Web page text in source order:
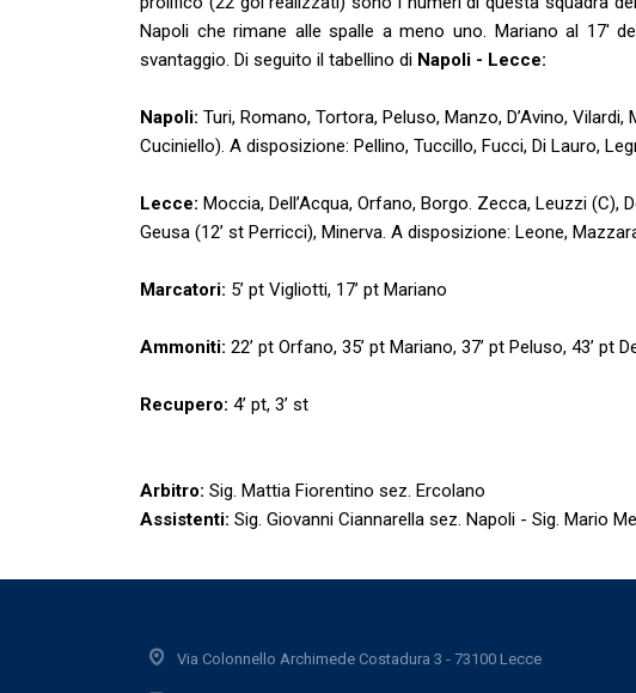
Napoli che rimane alle spalle a meno uno. Mariano al 17'
svantaggio. Di seguito il tabellino di Napoli - Lecce:
Napoli: Turi, Romano, Tortora, Peluso, Manzo, D’Avino,
Cuciniello). A disposizione: Pellino, Tuccillo, Fucci, Di Lauro,
Lecce: Moccia, Dell’Acqua, Orfano, Borgo. Zecca, Leuzzi (C),
Geusa (12’ st Perricci), Minerva. A disposizione: Leone,
Marcatori: 5’ pt Vigliotti, 17’ pt Mariano
Ammoniti: 22’ pt Orfano, 35’ pt Mariano, 37’ pt Peluso, 43’ pt
Recupero: 4’ pt, 3’ st
Arbitro: Sig. Mattia Fiorentino sez. Ercolano
Assistenti: Sig. Giovanni Ciannarella sez. Napoli - Sig. Mario
Via Colonnello Archimede Costadura 3 - 73100 Lecce